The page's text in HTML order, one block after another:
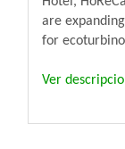
are
for
Ver